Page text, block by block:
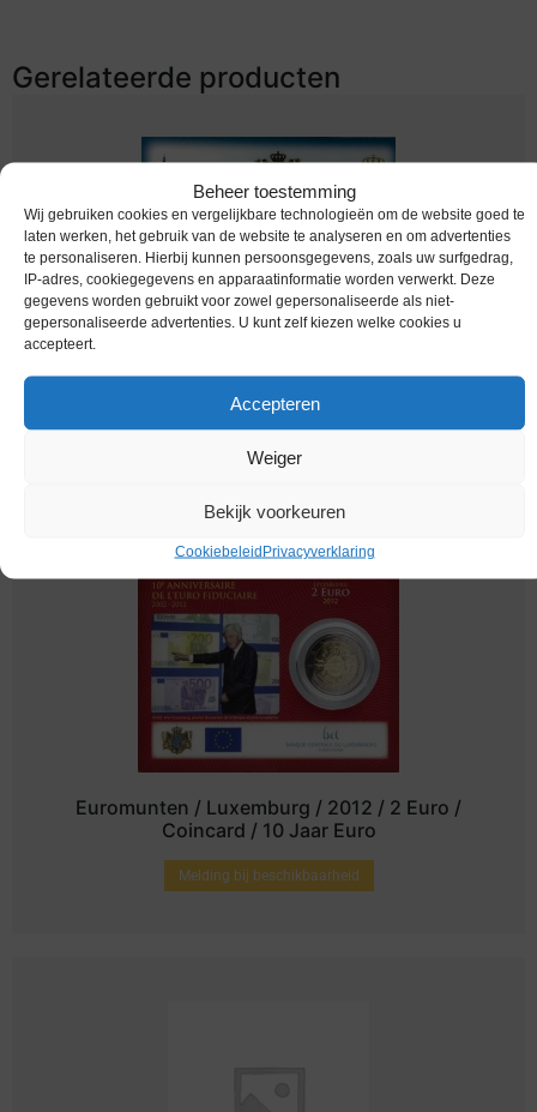
Beheer toestemming
Wij gebruiken cookies en vergelijkbare technologieën om de website goed te
laten werken, het gebruik van de website te analyseren en om advertenties
te personaliseren. Hierbij kunnen persoonsgegevens, zoals uw surfgedrag,
IP-adres, cookiegegevens en apparaatinformatie worden verwerkt. Deze
gegevens worden gebruikt voor zowel gepersonaliseerde als niet-
gepersonaliseerde advertenties. U kunt zelf kiezen welke cookies u
accepteert.
Accepteren
Weiger
Bekijk voorkeuren
CookiebeleidPrivacyverklaring
Gerelateerde producten
Euromunten / Luxemburg / 2011 / 2 Euro /
Coincard / Jean
Euromunten / Luxemburg / 2012 / 2 Euro /
Coincard / 10 Jaar Euro
Melding bij beschikbaarheid